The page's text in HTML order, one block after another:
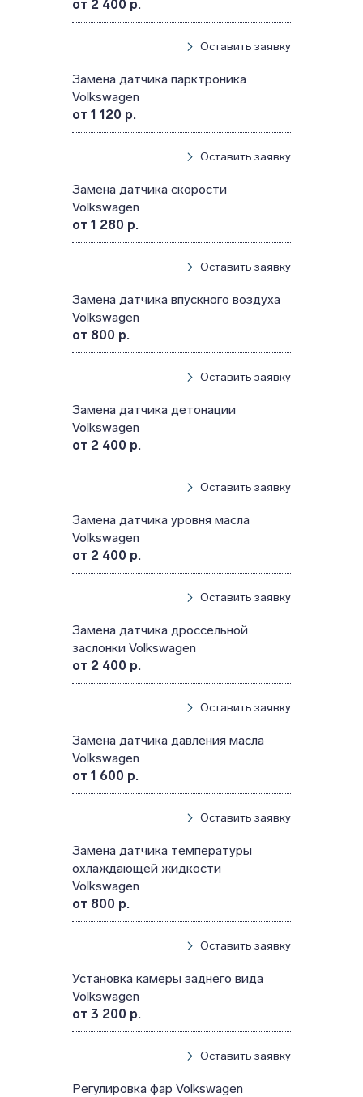
от 2 400 р.
Оставить заявку
Замена датчика парктроника
Volkswagen
от 1 120 р.
Оставить заявку
Замена датчика скорости
Volkswagen
от 1 280 р.
Оставить заявку
Замена датчика впускного воздуха
Volkswagen
от 800 р.
Оставить заявку
Замена датчика детонации
Volkswagen
от 2 400 р.
Оставить заявку
Замена датчика уровня масла
Volkswagen
от 2 400 р.
Оставить заявку
Замена датчика дроссельной
заслонки Volkswagen
от 2 400 р.
Оставить заявку
Замена датчика давления масла
Volkswagen
от 1 600 р.
Оставить заявку
Замена датчика температуры
охлаждающей жидкости
Volkswagen
от 800 р.
Оставить заявку
Установка камеры заднего вида
Volkswagen
от 3 200 р.
Оставить заявку
Регулировка фар Volkswagen